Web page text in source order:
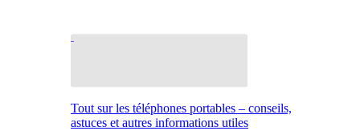
Tout sur les téléphones portables – conseils,
astuces et autres informations utiles